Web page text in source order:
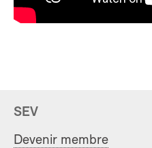
SEV
Devenir membre